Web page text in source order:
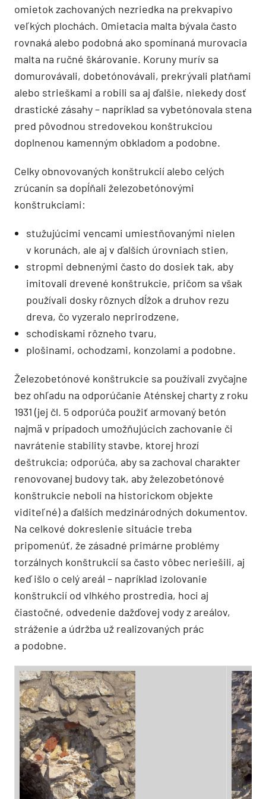
omietok zachovaných nezriedka na prekvapivo
veľkých plochách. Omietacia malta bývala často
rovnaká alebo podobná ako spomínaná murovacia
malta na ručné škárovanie. Koruny murív sa
domurovávali, dobetónovávali, prekrývali platňami
alebo strieškami a robili sa aj ďalšie, niekedy dosť
drastické zásahy – napríklad sa vybetónovala stena
pred pôvodnou stredovekou konštrukciou
doplnenou kamenným obkladom a podobne.
Celky obnovovaných konštrukcií alebo celých
zrúcanín sa dopĺňali železobetónovými
konštrukciami:
stužujúcimi vencami umiestňovanými nielen
v korunách, ale aj v ďalších úrovniach stien,
stropmi debnenými často do dosiek tak, aby
imitovali drevené konštrukcie, pričom sa však
používali dosky rôznych dĺžok a druhov rezu
dreva, čo vyzeralo neprirodzene,
schodiskami rôzneho tvaru,
plošinami, ochodzami, konzolami a podobne.
Železobetónové konštrukcie sa používali zvyčajne
bez ohľadu na odporúčanie Aténskej charty z roku
1931 (jej čl. 5 odporúča použiť armovaný betón
najmä v prípadoch umožňujúcich zachovanie či
navrátenie stability stavbe, ktorej hrozí
deštrukcia; odporúča, aby sa zachoval charakter
renovovanej budovy tak, aby železobetónové
konštrukcie neboli na historickom objekte
viditeľné) a ďalších medzinárodných dokumentov.
Na celkové dokreslenie situácie treba
pripomenúť, že zásadné primárne problémy
torzálnych konštrukcií sa často vôbec neriešili, aj
keď išlo o celý areál – napríklad izolovanie
konštrukcií od vlhkého prostredia, hoci aj
čiastočné, odvedenie dažďovej vody z areálov,
stráženie a údržba už realizovaných prác
a podobne.